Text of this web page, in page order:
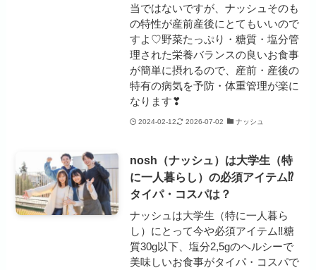
当ではないですが、ナッシュそのも
の特性が産前産後にとてもいいので
すよ♡野菜たっぷり・糖質・塩分管
理された栄養バランスの良いお食事
が簡単に摂れるので、産前・産後の
特有の病気を予防・体重管理が楽に
なります❣
2024-02-12 2026-07-02 ナッシュ
nosh（ナッシュ）は大学生（特
に一人暮らし）の必須アイテム⁉
タイパ・コスパは？
ナッシュは大学生（特に一人暮ら
し）にとって今や必須アイテム‼糖
質30g以下、塩分2,5gのヘルシーで
美味しいお食事がタイパ・コスパで